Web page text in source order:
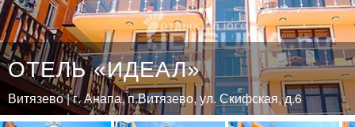
ОТЕЛЬ «ИДЕАЛ»
Витязево | г. Анапа, п.Витязево, ул. Скифская, д.6